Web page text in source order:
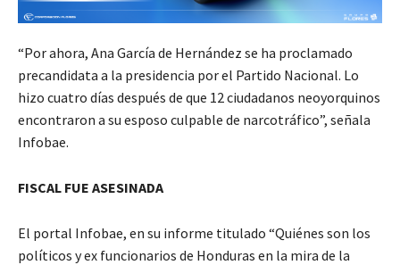
“Por ahora, Ana García de Hernández se ha proclamado
precandidata a la presidencia por el Partido Nacional. Lo
hizo cuatro días después de que 12 ciudadanos neoyorquinos
encontraron a su esposo culpable de narcotráfico”, señala
Infobae.
FISCAL FUE ASESINADA
El portal Infobae, en su informe titulado “Quiénes son los
políticos y ex funcionarios de Honduras en la mira de la